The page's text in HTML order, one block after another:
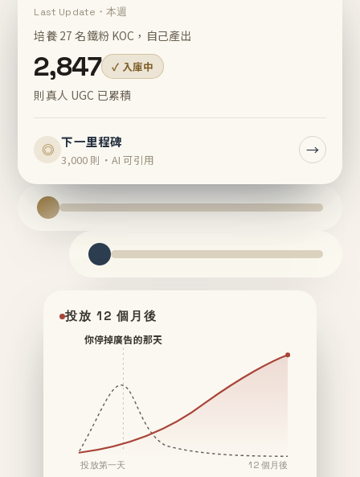
Last Update・本週
培養 27 名鐵粉 KOC，自己產出
2,847 ✓ 入庫中
則真人 UGC 已累積
◎ 下一里程碑
3,000 則・AI 可引用
→
投放 12 個月後
你停掉廣告的那天
投放第一天 12 個月後